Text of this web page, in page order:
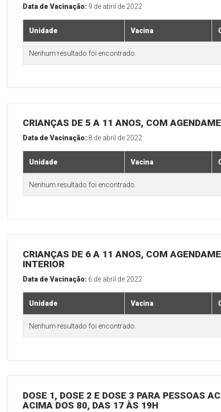
Data de Vacinação: 9 de abril de 2022
Unidade Vacina
Nenhum resultado foi encontrado.
CRIANÇAS DE 5 A 11 ANOS, COM
Data de Vacinação: 8 de abril de 2022
Unidade Vacina
Nenhum resultado foi encontrado.
CRIANÇAS DE 6 A 11 ANOS, COM
INTERIOR
Data de Vacinação: 6 de abril de 2022
Unidade Vacina
Nenhum resultado foi encontrado.
DOSE 1, DOSE 2 E DOSE 3 PARA PESSOAS
ACIMA DOS 80, DAS 17 ÀS 19H